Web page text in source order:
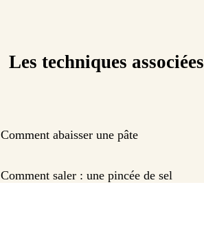
Les techniques associées
Comment abaisser une pâte
Comment saler : une pincée de sel